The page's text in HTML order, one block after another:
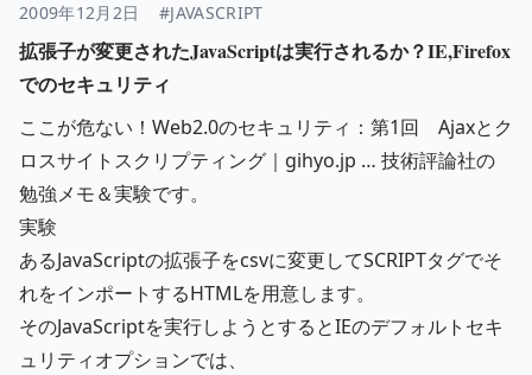
2009年12月2日 #JAVASCRIPT
拡張子が変更されたJavaScriptは実行されるか？IE,Firefox
でのセキュリティ
ここが危ない！Web2.0のセキュリティ：第1回 Ajaxとク
ロスサイトスクリプティング｜gihyo.jp … 技術評論社の
勉強メモ＆実験です。
実験
あるJavaScriptの拡張子をcsvに変更してSCRIPTタグでそ
れをインポートするHTMLを用意します。
そのJavaScriptを実行しようとするとIEのデフォルトセキ
ュリティオプションでは、